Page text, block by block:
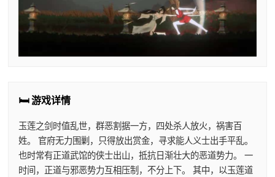
🛏️ 游戏详情
玉莲之剑时值乱世，群恶割据一方，四处杀人放火，祸害百
姓。 官府无力围剿，只得放出赏金，寻求能人义士出手平乱。
也时常有正道武馆的侠士出山，抵抗日渐壮大的恶道势力。 一
时间，正道与邪恶势力互相压制，不分上下。 其中，以玉莲道